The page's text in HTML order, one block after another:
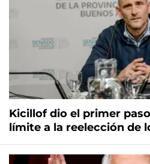
Kicillof dio el primer
límite a la reelección de